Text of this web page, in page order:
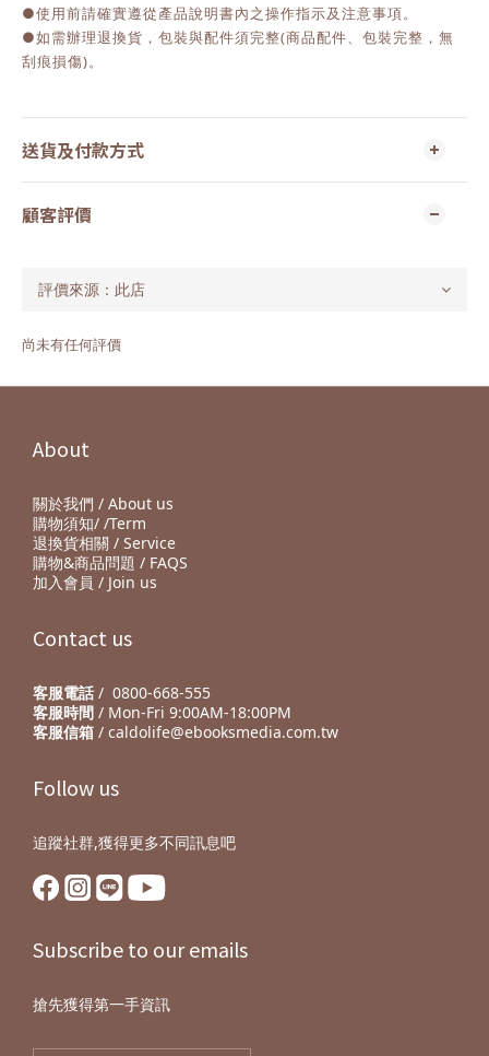
●使用前請確實遵從產品說明書內之操作指示及注意事項。
●如需辦理退換貨，包裝與配件須完整(商品配件、包裝完整，無
刮痕損傷)。
送貨及付款方式
顧客評價
尚未有任何評價
About
關於我們 / About us
購物須知/ /Term
退換貨相關 / Service
購物&商品問題 / FAQS
加入會員 / Join us
Contact us
客服電話 / 0800-668-555
客服時間 / Mon-Fri 9:00AM-18:00PM
客服信箱 / caldolife@ebooksmedia.com.tw
Follow us
追蹤社群,獲得更多不同訊息吧
Subscribe to our emails
搶先獲得第一手資訊